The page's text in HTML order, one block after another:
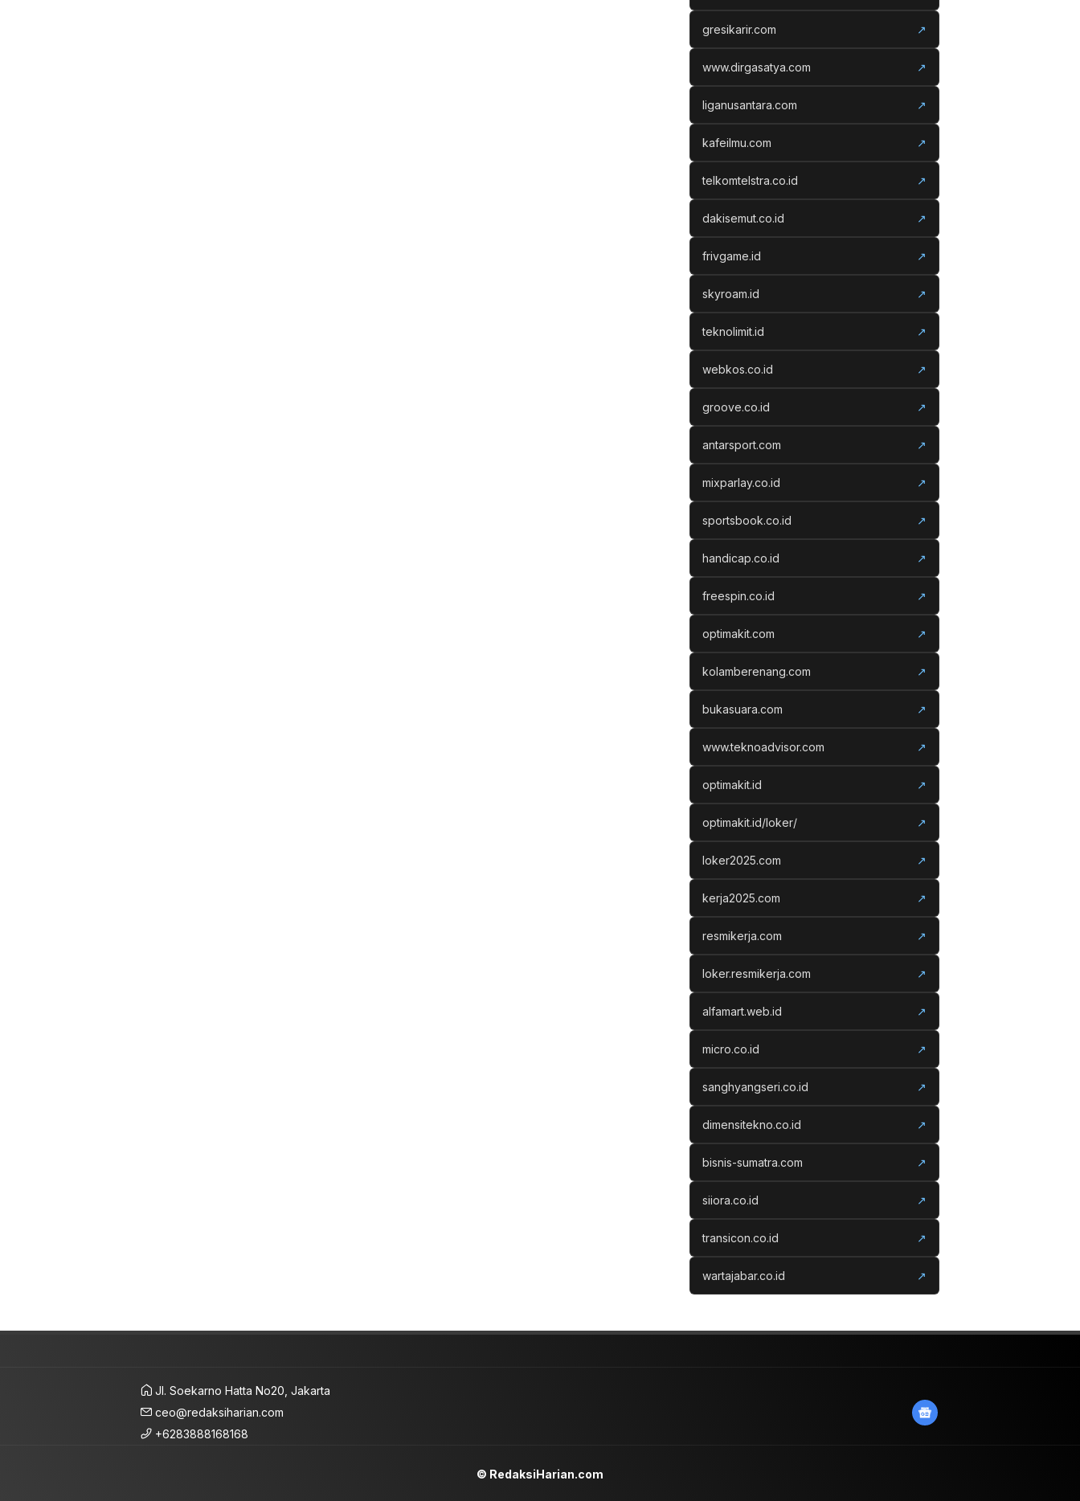
gresikarir.com ↗
www.dirgasatya.com ↗
liganusantara.com ↗
kafeilmu.com ↗
telkomtelstra.co.id ↗
dakisemut.co.id ↗
frivgame.id ↗
skyroam.id ↗
teknolimit.id ↗
webkos.co.id ↗
groove.co.id ↗
antarsport.com ↗
mixparlay.co.id ↗
sportsbook.co.id ↗
handicap.co.id ↗
freespin.co.id ↗
optimakit.com ↗
kolamberenang.com ↗
bukasuara.com ↗
www.teknoadvisor.com ↗
optimakit.id ↗
optimakit.id/loker/ ↗
loker2025.com ↗
kerja2025.com ↗
resmikerja.com ↗
loker.resmikerja.com ↗
alfamart.web.id ↗
micro.co.id ↗
sanghyangseri.co.id ↗
dimensitekno.co.id ↗
bisnis-sumatra.com ↗
siiora.co.id ↗
transicon.co.id ↗
wartajabar.co.id ↗
Jl. Soekarno Hatta No20, Jakarta
ceo@redaksiharian.com
+6283888168168
© RedaksiHarian.com